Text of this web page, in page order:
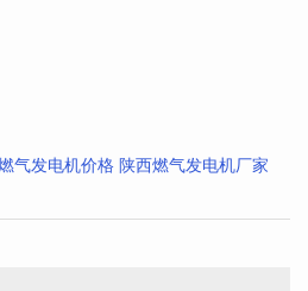
气发电机价格 陕西燃气发电机厂家